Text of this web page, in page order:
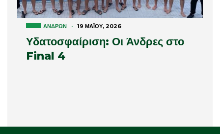
ΑΝΔΡΏΝ · 19 ΜΑΪ́ΟΥ, 2026
Υδατοσφαίριση: Οι Άνδρες στο
Final 4